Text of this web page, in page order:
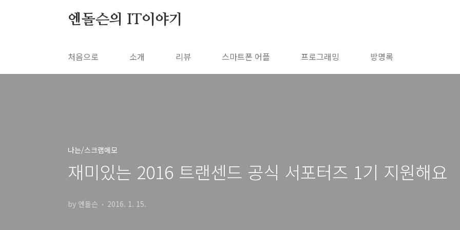
엔돌슨의 IT이야기
처음으로 소개 리뷰 스마트폰 어플 프로그래밍 방명록
나는/스크랩메모
재미있는 2016 트랜센드 공식 서포터즈 1기 지원해요
by 엔돌슨 2016. 1. 15.